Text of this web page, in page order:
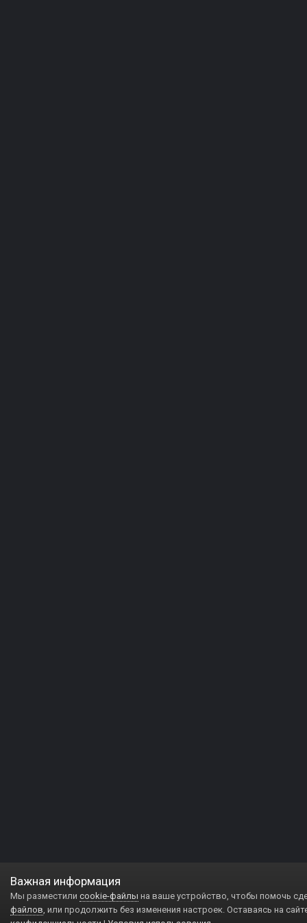
Важная информация
Мы разместили cookie-файлы на ваше устройство, чтобы помочь
файлов, или продолжить без изменения настроек. Оставаясь на